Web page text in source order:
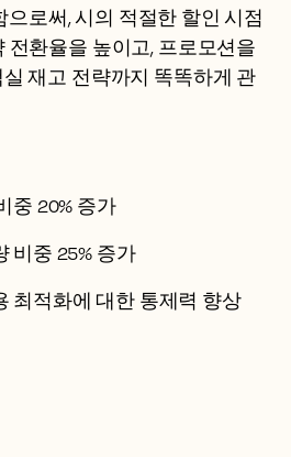
으로써, 시의 적절한 할인 시점
전환율을 높이고, 프로모션을
재고 전략까지 똑똑하게 관
중 20% 증가
비중 25% 증가
최적화에 대한 통제력 향상